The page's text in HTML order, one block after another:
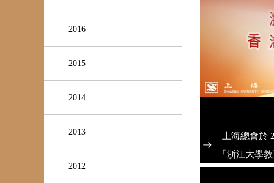
2016
2015
2014
2013
2012
上海總會於
「浙江大學